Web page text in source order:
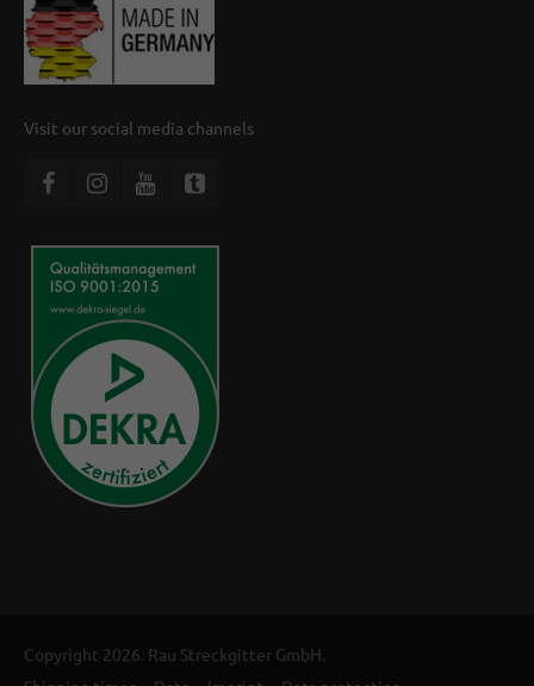
Visit our social media channels
Copyright 2026. Rau Streckgitter GmbH.